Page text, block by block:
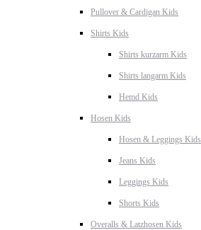
Pullover & Cardigan Kids
Shirts Kids
Shirts kurzarm Kids
Shirts langarm Kids
Hemd Kids
Hosen Kids
Hosen & Leggings Kids
Jeans Kids
Leggings Kids
Shorts Kids
Overalls & Latzhosen Kids